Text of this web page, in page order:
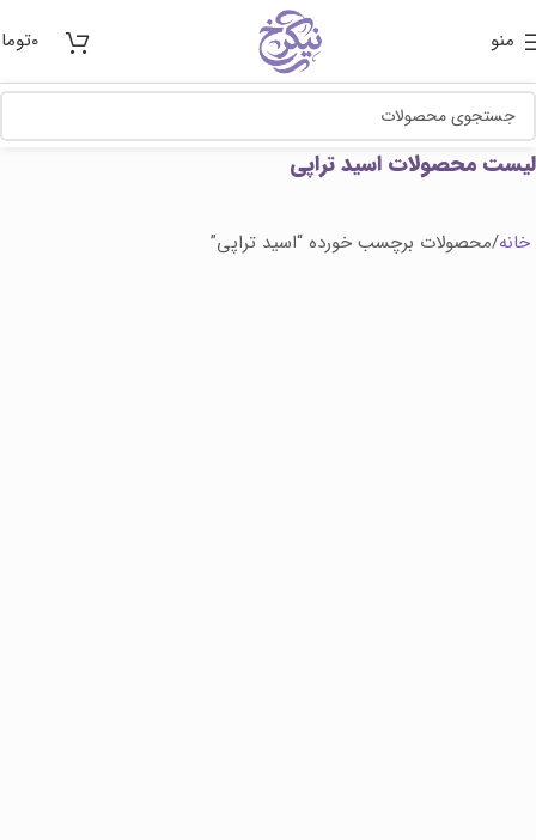
منو 0
لیست محصولات اسید تراپی
خانه محصولات برچسب خورده “اسید تراپی”